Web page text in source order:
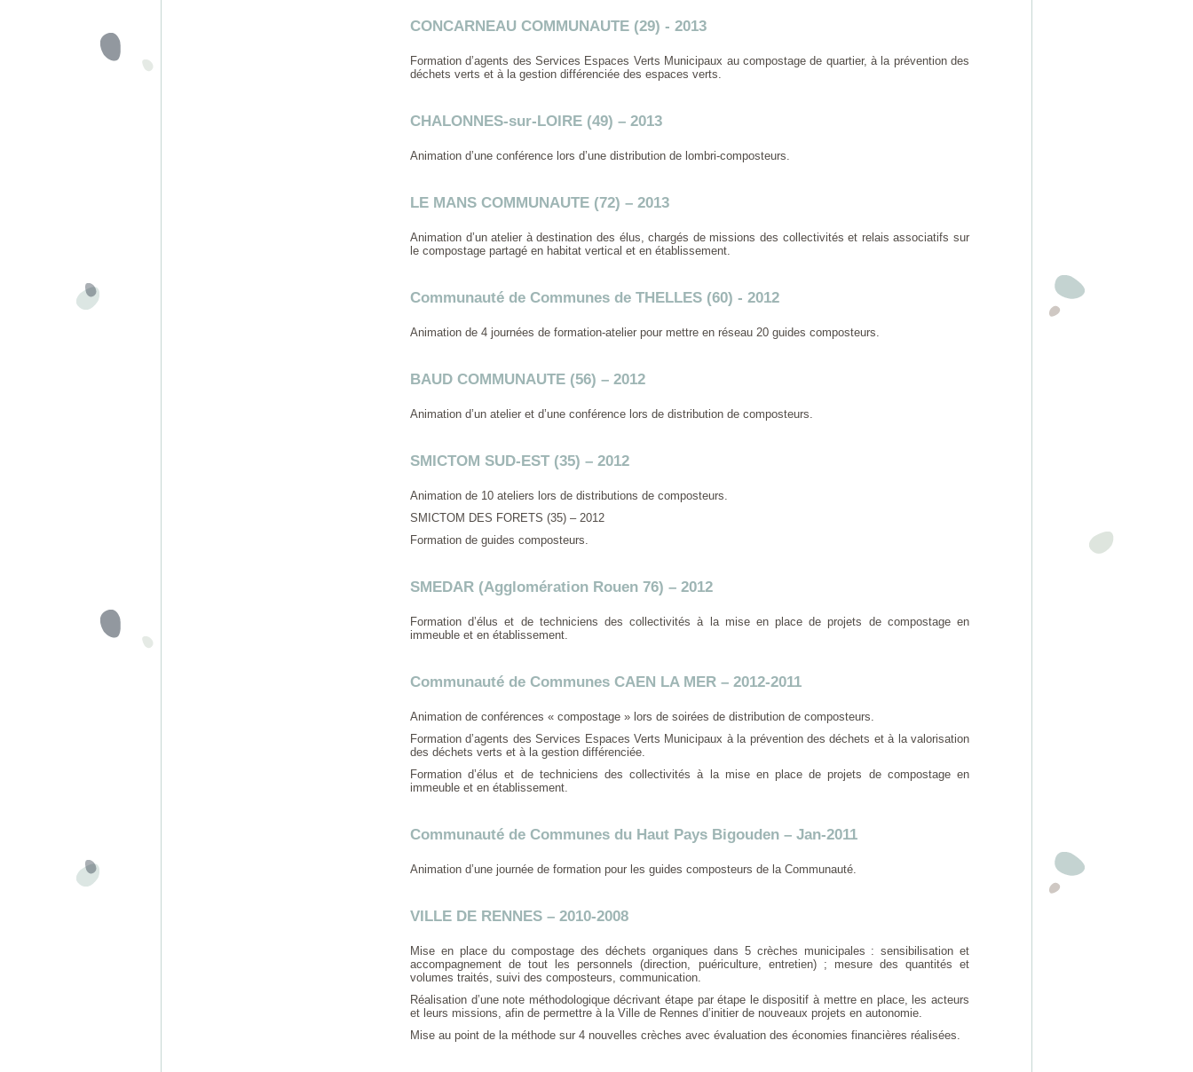
CONCARNEAU COMMUNAUTE (29) - 2013
Formation d’agents des Services Espaces Verts Municipaux au compostage de quartier, à la prévention des
déchets verts et à la gestion différenciée des espaces verts.
CHALONNES-sur-LOIRE (49) – 2013
Animation d’une conférence lors d’une distribution de lombri-composteurs.
LE MANS COMMUNAUTE (72) – 2013
Animation d’un atelier à destination des élus, chargés de missions des collectivités et relais associatifs sur
le compostage partagé en habitat vertical et en établissement.
Communauté de Communes de THELLES (60) - 2012
Animation de 4 journées de formation-atelier pour mettre en réseau 20 guides composteurs.
BAUD COMMUNAUTE (56) – 2012
Animation d’un atelier et d’une conférence lors de distribution de composteurs.
SMICTOM SUD-EST (35) – 2012
Animation de 10 ateliers lors de distributions de composteurs.
SMICTOM DES FORETS (35) – 2012
Formation de guides composteurs.
SMEDAR (Agglomération Rouen 76) – 2012
Formation d’élus et de techniciens des collectivités à la mise en place de projets de compostage en
immeuble et en établissement.
Communauté de Communes CAEN LA MER – 2012-2011
Animation de conférences « compostage » lors de soirées de distribution de composteurs.
Formation d’agents des Services Espaces Verts Municipaux à la prévention des déchets et à la valorisation
des déchets verts et à la gestion différenciée.
Formation d’élus et de techniciens des collectivités à la mise en place de projets de compostage en
immeuble et en établissement.
Communauté de Communes du Haut Pays Bigouden – Jan-2011
Animation d’une journée de formation pour les guides composteurs de la Communauté.
VILLE DE RENNES – 2010-2008
Mise en place du compostage des déchets organiques dans 5 crèches municipales : sensibilisation et
accompagnement de tout les personnels (direction, puériculture, entretien) ; mesure des quantités et
volumes traités, suivi des composteurs, communication.
Réalisation d’une note méthodologique décrivant étape par étape le dispositif à mettre en place, les acteurs
et leurs missions, afin de permettre à la Ville de Rennes d’initier de nouveaux projets en autonomie.
Mise au point de la méthode sur 4 nouvelles crèches avec évaluation des économies financières réalisées.